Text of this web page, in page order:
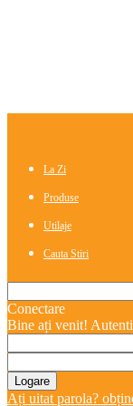
La Zi
Produse
Utilaje
Cauta Stiri
Conectare
Bine ați venit!
Ați uitat parola?